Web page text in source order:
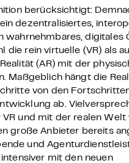
berücksichtigt:
dezentralisiertes,
wahrnehmbares, digitales
die rein virtuelle (VR) als
(AR) mit der
Maßgeblich hängt die
von den
ab.
VR und mit der realen
große Anbieter bereits
und
mit den neuen